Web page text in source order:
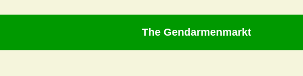
The Gendarmenmarkt